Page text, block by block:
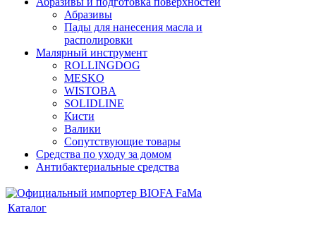
Абразивы
Пады для нанесения масла и
располировки
Малярный инструмент
ROLLINGDOG
MESKO
WISTOBA
SOLIDLINE
Кисти
Валики
Сопутствующие товары
Средства по уходу за домом
Антибактериальные средства
Каталог